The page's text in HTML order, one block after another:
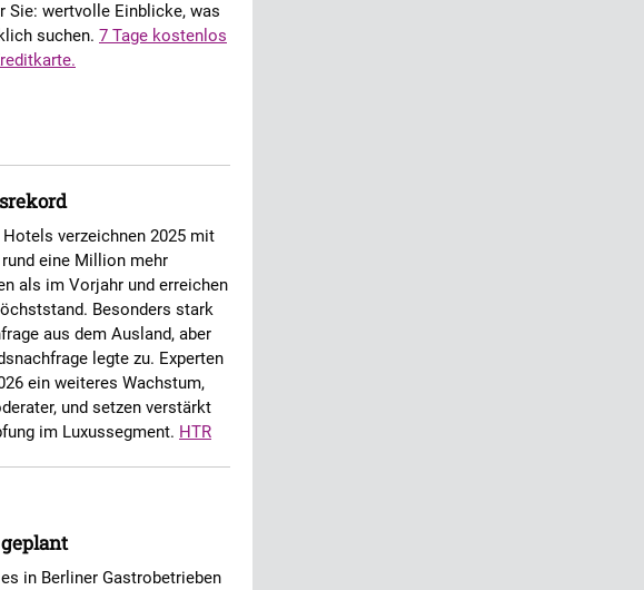
Sie: wertvolle Einblicke, was
suchen. 7 Tage kostenlos
Hotels verzeichnen 2025 mit
eine Million mehr
als im Vorjahr und erreichen
Besonders stark
aus dem Ausland, aber
legte zu. Experten
ein weiteres Wachstum,
und setzen verstärkt
im Luxussegment. HTR
in Berliner Gastrobetrieben